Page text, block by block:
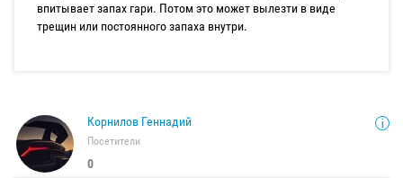
впитывает запах гари. Потом это может вылезти в виде
трещин или постоянного запаха внутри.
Корнилов Геннадий
Посетители
0